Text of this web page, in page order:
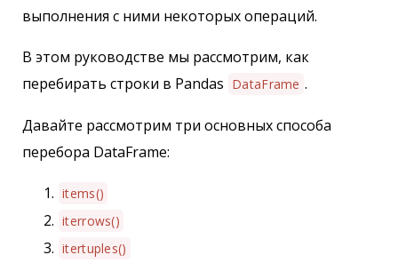
выполнения с ними некоторых операций.
В этом руководстве мы рассмотрим, как
перебирать строки в Pandas DataFrame .
Давайте рассмотрим три основных способа
перебора DataFrame:
items()
iterrows()
itertuples()